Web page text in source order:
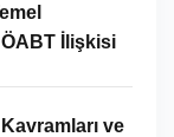
ÖABT İlişkisi
ve